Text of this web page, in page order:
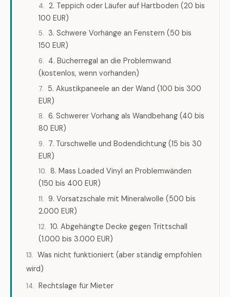
2. Teppich oder Läufer auf Hartboden (20 bis
100 EUR)
3. Schwere Vorhänge an Fenstern (50 bis
150 EUR)
4. Bücherregal an die Problemwand
(kostenlos, wenn vorhanden)
5. Akustikpaneele an der Wand (100 bis 300
EUR)
6. Schwerer Vorhang als Wandbehang (40 bis
80 EUR)
7. Türschwelle und Bodendichtung (15 bis 30
EUR)
8. Mass Loaded Vinyl an Problemwänden
(150 bis 400 EUR)
9. Vorsatzschale mit Mineralwolle (500 bis
2.000 EUR)
10. Abgehängte Decke gegen Trittschall
(1.000 bis 3.000 EUR)
Was nicht funktioniert (aber ständig empfohlen
wird)
Rechtslage für Mieter